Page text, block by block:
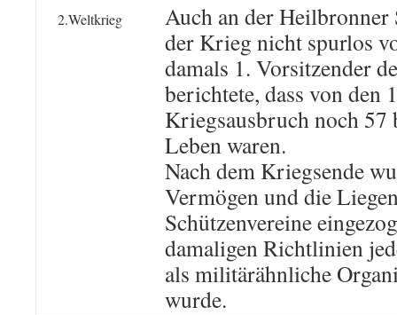
2.Weltkrieg
Auch an der
der Krieg nicht spurlos
damals 1. Vorsitzender
berichtete, dass von
Kriegsausbruch noch 57
Leben waren.
Nach dem Kriegsende
Vermögen und die
Schützenvereine
damaligen Richtlinien
als militärähnliche
wurde.